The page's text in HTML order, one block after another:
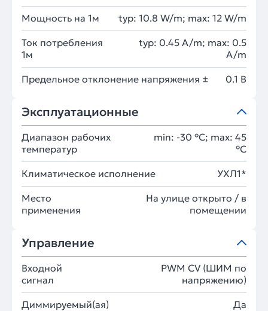
Мощность на 1м typ: 10.8 W/m; max: 12 W/m
Ток потребления
1м
typ: 0.45 A/m; max: 0.5
A/m
Предельное отклонение напряжения ± 0.1 В
Эксплуатационные
Диапазон рабочих
температур
min: -30 °C; max: 45
°C
Климатическое исполнение УХЛ1*
Место
применения
На улице открыто / в
помещении
Управление
Входной
сигнал
PWM СV (ШИМ по
напряжению)
Диммируемый(ая) Да